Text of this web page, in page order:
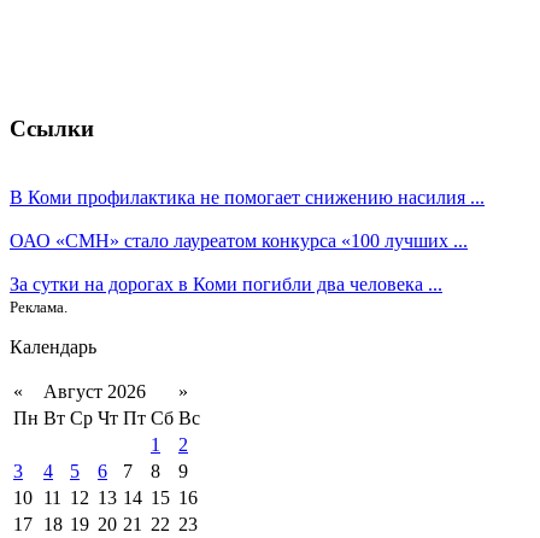
Ссылки
В Коми профилактика не помогает снижению насилия ...
ОАО «СМН» стало лауреатом конкурса «100 лучших ...
За сутки на дорогах в Коми погибли два человека ...
Реклама.
Календарь
« Август 2026
»
Пн Вт Ср Чт Пт Сб Вс
1
2
3
4 5 6 7 8
9
10 11 12 13 14 15 16
17 18 19 20 21 22 23